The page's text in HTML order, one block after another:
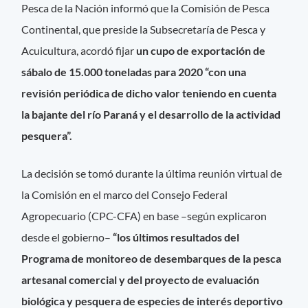
Pesca de la Nación informó que la Comisión de Pesca
Continental, que preside la Subsecretaría de Pesca y
Acuicultura, acordó fijar un cupo de exportación de
sábalo de 15.000 toneladas para 2020 “con una
revisión periódica de dicho valor teniendo en cuenta
la bajante del río Paraná y el desarrollo de la actividad
pesquera”.
La decisión se tomó durante la última reunión virtual de
la Comisión en el marco del Consejo Federal
Agropecuario (CPC-CFA) en base –según explicaron
desde el gobierno–“los últimos resultados del
Programa de monitoreo de desembarques de la pesca
artesanal comercial y del proyecto de evaluación
biológica y pesquera de especies de interés deportivo